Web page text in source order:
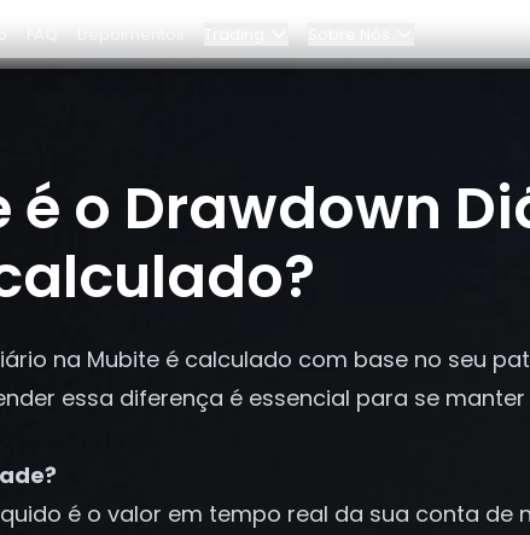
FAQ Depoimentos
Painel
Por que Bybit?
Preços
Parcerias
é o Drawdown
na Mubite é calculado com base no seu
essa diferença é essencial para se
é o valor em tempo real da sua conta de